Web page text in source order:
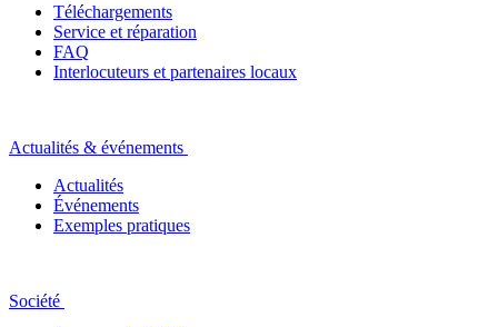
Téléchargements
Service et réparation
FAQ
Interlocuteurs et partenaires locaux
Actualités & événements
Actualités
Événements
Exemples pratiques
Société